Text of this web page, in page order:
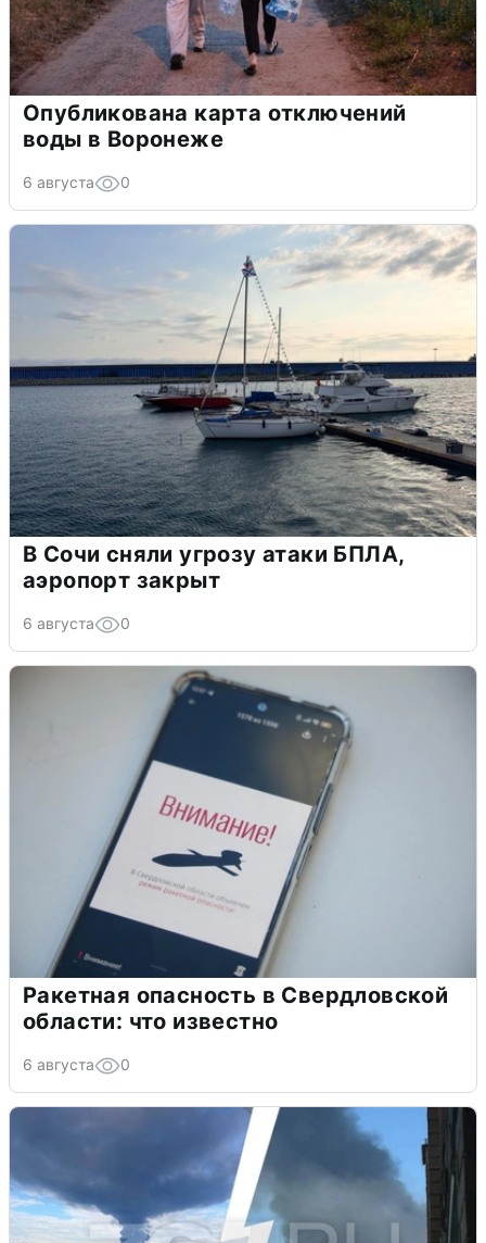
Опубликована карта отключений
воды в Воронеже
6 августа 0
В Сочи сняли угрозу атаки БПЛА,
аэропорт закрыт
6 августа 0
Ракетная опасность в Свердловской
области: что известно
6 августа 0